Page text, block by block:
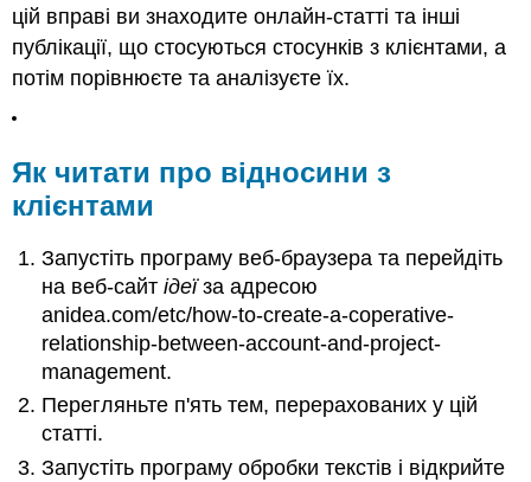
[1]
Як
завантажити
аналіз
Як
створити
аналіз
цій вправі ви знаходите онлайн-статті та інші
публікації, що стосуються стосунків з клієнтами, а
потім порівнюєте та аналізуєте їх.
Як читати про відносини з
клієнтами
Запустіть програму веб-браузера та перейдіть
на веб-сайтідеїза адресою
anidea.com/etc/how-to-create-a-coperative-
relationship-between-account-and-project-
management.
Перегляньте п'ять тем, перерахованих у цій
статті.
Запустіть програму обробки текстів і відкрийте